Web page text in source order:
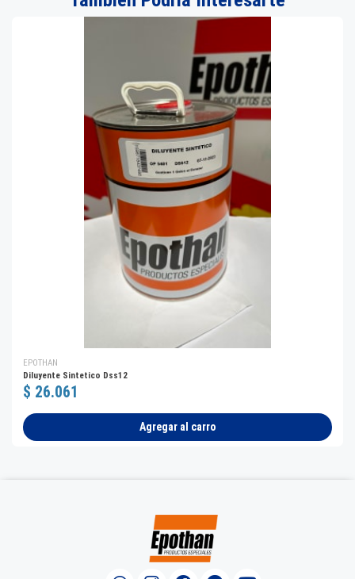
EPOTHAN
Diluyente Sintetico Dss12
$ 26.061
Agregar al carro